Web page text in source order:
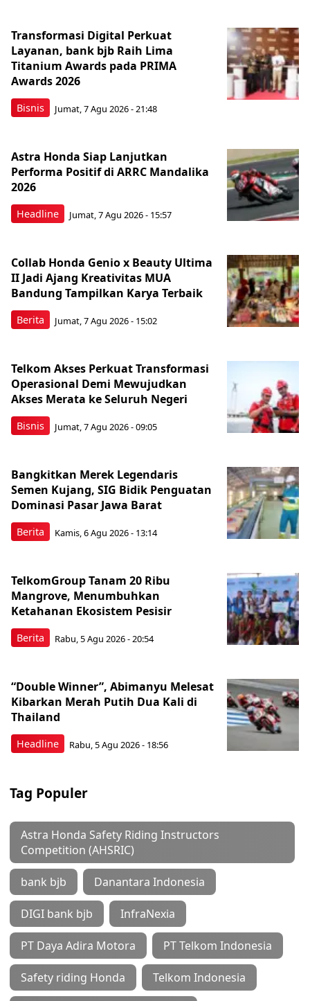
Bisnis
Transformasi Digital Perkuat
Layanan, bank bjb Raih Lima
Titanium Awards pada PRIMA
Awards 2026
Jumat, 7 Agu 2026 - 21:48
Headline
Astra Honda Siap Lanjutkan
Performa Positif di ARRC Mandalika
2026
Jumat, 7 Agu 2026 - 15:57
Berita
Collab Honda Genio x Beauty Ultima
II Jadi Ajang Kreativitas MUA
Bandung Tampilkan Karya Terbaik
Jumat, 7 Agu 2026 - 15:02
Bisnis
Telkom Akses Perkuat Transformasi
Operasional Demi Mewujudkan
Akses Merata ke Seluruh Negeri
Jumat, 7 Agu 2026 - 09:05
Berita
Bangkitkan Merek Legendaris
Semen Kujang, SIG Bidik Penguatan
Dominasi Pasar Jawa Barat
Kamis, 6 Agu 2026 - 13:14
Berita
TelkomGroup Tanam 20 Ribu
Mangrove, Menumbuhkan
Ketahanan Ekosistem Pesisir
Rabu, 5 Agu 2026 - 20:54
Headline
“Double Winner”, Abimanyu Melesat
Kibarkan Merah Putih Dua Kali di
Thailand
Rabu, 5 Agu 2026 - 18:56
Tag Populer
Astra Honda Safety Riding Instructors
Competition (AHSRIC)
bank bjb Danantara Indonesia
DIGI bank bjb InfraNexia
PT Daya Adira Motora PT Telkom Indonesia
Safety riding Honda Telkom Indonesia